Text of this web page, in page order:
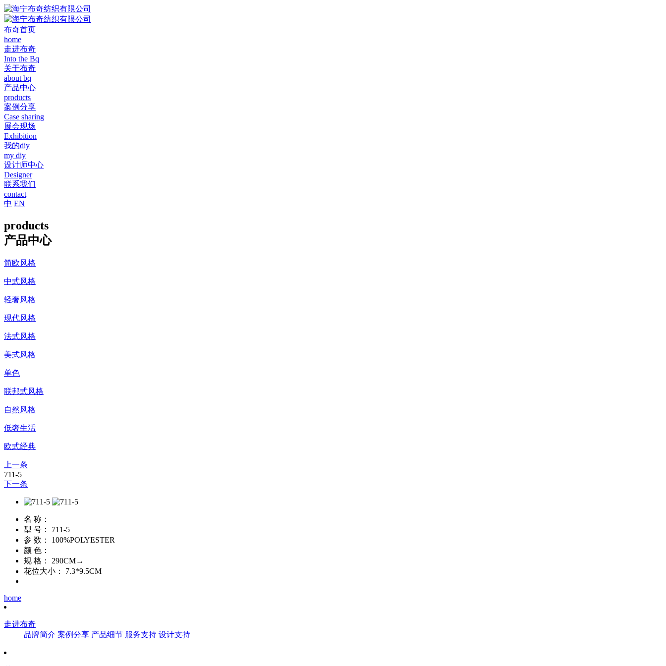
布奇首页
home
走进布奇
Into the Bq
关于布奇
about bq
产品中心
products
案例分享
Case sharing
展会现场
Exhibition
我的diy
my diy
设计师中心
Designer
联系我们
contact
中 EN
products
产品中心
简欧风格
中式风格
轻奢风格
现代风格
法式风格
美式风格
单色
联邦式风格
自然风格
低奢生活
欧式经典
上一条
711-5
下一条
名 称：
型 号：
711-5
参 数：
100%POLYESTER
颜 色：
规 格：
290CM→
花位大小：
7.3*9.5CM
home
走进布奇
品牌简介 案例分享 产品细节 服务支持 设计支持